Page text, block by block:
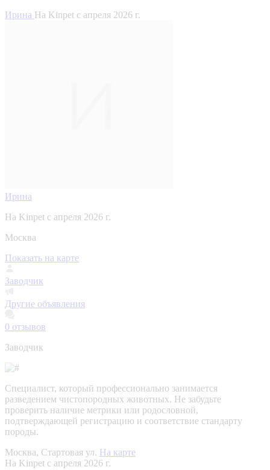
Ирина На Kinpet c апреля 2026 г.
Ирина
На Kinpet c апреля 2026 г.
Москва
Показать на карте
Заводчик
Другие объявления
0 отзывов
Заводчик
Специалист, который профессионально занимается
разведением чистопородных животных. Не забудьте
проверить наличие метрики или родословной,
подтверждающей регистрацию и соответствие стандарту
породы.
Москва, Стартовая ул. На карте
На Kinpet c апреля 2026 г.